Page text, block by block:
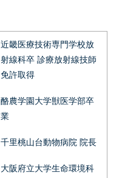
近畿医療技術専門学校放
射線科卒 診療放射線技師
免許取得
酪農学園大学獣医学部卒
業
千里桃山台動物病院 院長
大阪府立大学生命環境科